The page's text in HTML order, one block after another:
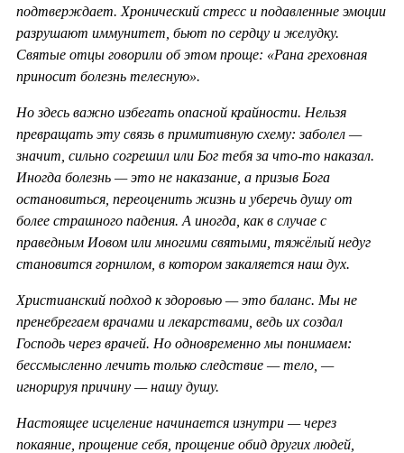
подтверждает. Хронический стресс и подавленные эмоции
разрушают иммунитет, бьют по сердцу и желудку.
Святые отцы говорили об этом проще: «Рана греховная
приносит болезнь телесную».
Но здесь важно избегать опасной крайности. Нельзя
превращать эту связь в примитивную схему: заболел —
значит, сильно согрешил или Бог тебя за что-то наказал.
Иногда болезнь — это не наказание, а призыв Бога
остановиться, переоценить жизнь и уберечь душу от
более страшного падения. А иногда, как в случае с
праведным Иовом или многими святыми, тяжёлый недуг
становится горнилом, в котором закаляется наш дух.
Христианский подход к здоровью — это баланс. Мы не
пренебрегаем врачами и лекарствами, ведь их создал
Господь через врачей. Но одновременно мы понимаем:
бессмысленно лечить только следствие — тело, —
игнорируя причину — нашу душу.
Настоящее исцеление начинается изнутри — через
покаяние, прощение себя, прощение обид других людей,